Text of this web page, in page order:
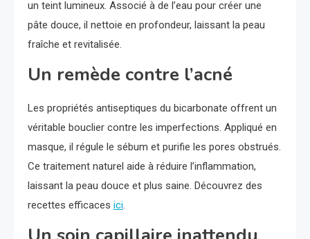
un teint lumineux. Associé à de l’eau pour créer une
pâte douce, il nettoie en profondeur, laissant la peau
fraîche et revitalisée.
Un remède contre l’acné
Les propriétés antiseptiques du bicarbonate offrent un
véritable bouclier contre les imperfections. Appliqué en
masque, il régule le sébum et purifie les pores obstrués.
Ce traitement naturel aide à réduire l’inflammation,
laissant la peau douce et plus saine. Découvrez des
recettes efficaces ici.